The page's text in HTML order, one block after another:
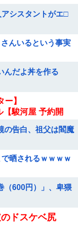
アシスタントがエ□
んいるという事実
んだよ丼を作る
】
【駿河屋 予約開
の告白、祖父は閻魔
晒されるｗｗｗｗ
（600円）」、卑猥
ドスケベ尻